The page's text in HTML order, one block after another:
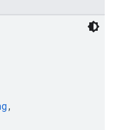
,